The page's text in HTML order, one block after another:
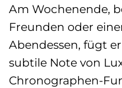
Am Wochenende,
Freunden oder
Abendessen, fügt
subtile Note von
Chronographen-